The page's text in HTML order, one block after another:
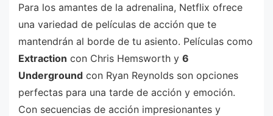
Para los amantes de la adrenalina, Netflix ofrece
una variedad de películas de acción que te
mantendrán al borde de tu asiento. Películas como
Extraction con Chris Hemsworth y 6
Underground con Ryan Reynolds son opciones
perfectas para una tarde de acción y emoción.
Con secuencias de acción impresionantes y